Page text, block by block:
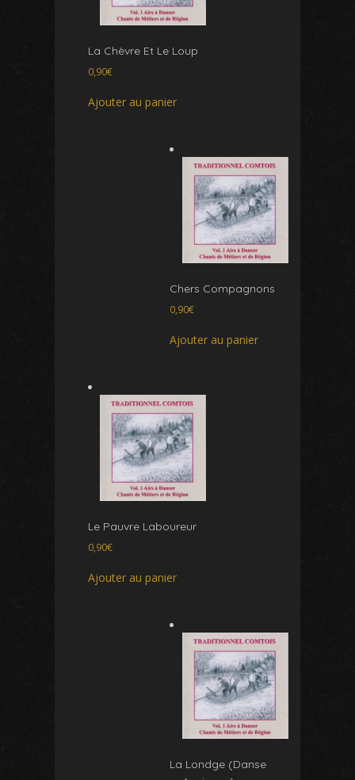
La Chèvre Et Le Loup
0,90€
Ajouter au panier
Chers Compagnons
0,90€
Ajouter au panier
Le Pauvre Laboureur
0,90€
Ajouter au panier
La Londge (Danse